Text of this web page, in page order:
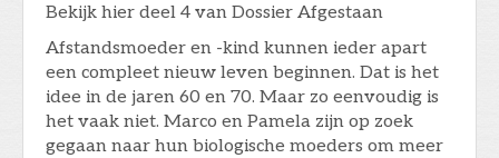
Bekijk hier deel 4 van Dossier Afgestaan
Afstandsmoeder en -kind kunnen ieder apart
een compleet nieuw leven beginnen. Dat is het
idee in de jaren 60 en 70. Maar zo eenvoudig is
het vaak niet. Marco en Pamela zijn op zoek
gegaan naar hun biologische moeders om meer